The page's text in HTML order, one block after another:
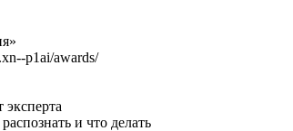
p1ai/awards/
эксперта
и что делать